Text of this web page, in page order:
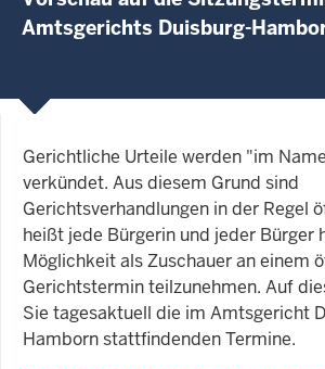
Amtsgerichts Duisburg-
Gerichtliche Urteile werden "im
verkündet. Aus diesem Grund sind
Gerichtsverhandlungen in der Regel
heißt jede Bürgerin und jeder Bürger
Möglichkeit als Zuschauer an einem
Gerichtstermin teilzunehmen. Auf
Sie tagesaktuell die im Amtsgericht
Hamborn stattfindenden Termine.